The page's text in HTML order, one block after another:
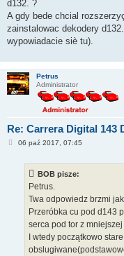
d132. ?
A gdy bede chcial
zainstalowac dekodery
wypowiadacie siè tu).
Petrus
Administrator
Re: Carrera Digital 143
P06 paź 2017, 07:45
BOB pisze:
Petrus.
Twa odpowiedz brzmi
Przeróbka cu pod d143
serca pod tor z
I wtedy początkowo